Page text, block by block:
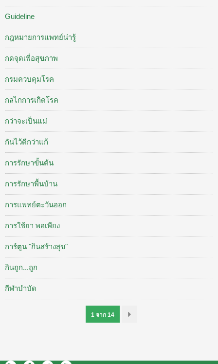
Guideline
กฎหมายการแพทย์น่ารู้
กดจุดเพื่อสุขภาพ
กรมควบคุมโรค
กลไกการเกิดโรค
กว่าจะเป็นแม่
กันไว้ดีกว่าแก้
การรักษาขั้นต้น
การรักษาพื้นบ้าน
การแพทย์ตะวันออก
การใช้ยา พอเพียง
การ์ตูน "กินสร้างสุข"
กินถูก...ถูก
กีฬาบำบัด
1 จาก 14